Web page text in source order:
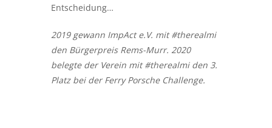
Entscheidung…
2019 gewann ImpAct e.V. mit #therealmi
den Bürgerpreis Rems-Murr. 2020
belegte der Verein mit #therealmi den 3.
Platz bei der Ferry Porsche Challenge.